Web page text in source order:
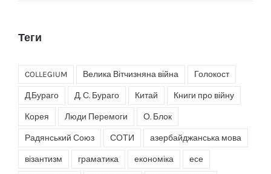
Теги
COLLEGIUM Велика Вітчизняна війна Голокост
Д.Бураго Д. С. Бураго Китай Книги про війну
Корея Люди Перемоги О. Блок
Радянський Союз СОТИ азербайджанська мова
візантизм граматика економіка есе